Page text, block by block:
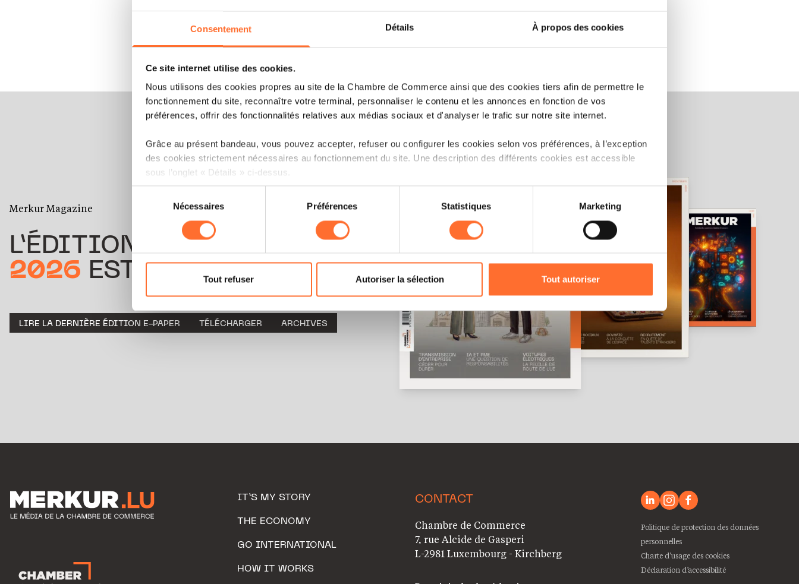
Consentement Détails À propos des cookies
Ce site internet utilise des cookies.
Nous utilisons des cookies propres au site de la Chambre de Commerce ainsi que des cookies tiers afin de permettre le
fonctionnement du site, reconnaître votre terminal, personnaliser le contenu et les annonces en fonction de vos
préférences, offrir des fonctionnalités relatives aux médias sociaux et d'analyser le trafic sur notre site internet.
Grâce au présent bandeau, vous pouvez accepter, refuser ou configurer les cookies selon vos préférences, à l’exception
des cookies strictement nécessaires au fonctionnement du site. Une description des différents cookies est accessible
sous l’onglet « Détails » ci-dessus.
Il est précisé que la navigation sur le site et certaines fonctionnalités (ex : lecture de vidéos, partage sur les réseaux
cas de refus de tous les cookies ou des cookies non nécessaires.
personnelles, vous pouvez consulter notreCharte d’usage des cookieset notrePolitique de protection des données
personnelles.
consentement
Nécessaires Préférences Statistiques Marketing
Tout refuser Autoriser la sélection Tout autoriser
Merkur Magazine
L’ÉDITIONÉTÉ
2026 EST DISPONIBLE !
LIRE LA DERNIÈRE ÉDITION E-PAPER TÉLÉCHARGER ARCHIVES
IT’S MY STORY
THE ECONOMY
GO INTERNATIONAL
HOW IT WORKS
CONTACT
Chambre de Commerce
7, rue Alcide de Gasperi
L-2981 Luxembourg - Kirchberg
Politique de protection des données
personnelles
Charte d’usage des cookies
Déclaration d’accessibilité